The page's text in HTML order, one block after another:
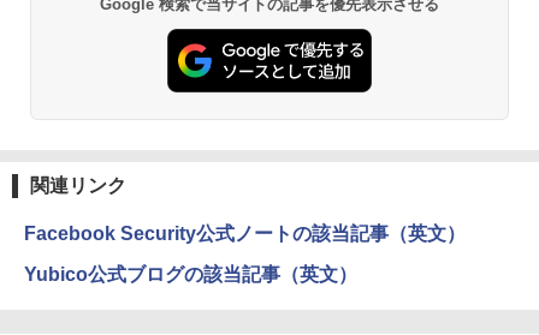
Google 検索で当サイトの記事を優先表示させる
関連リンク
Facebook Security公式ノートの該当記事（英文）
Yubico公式ブログの該当記事（英文）